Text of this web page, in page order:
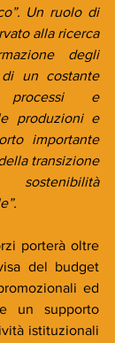
Un ruolo di
alla ricerca
degli
un costante
processi e
produzioni e
importante
transizione
porterà oltre
del budget
ed
un supporto
istituzionali